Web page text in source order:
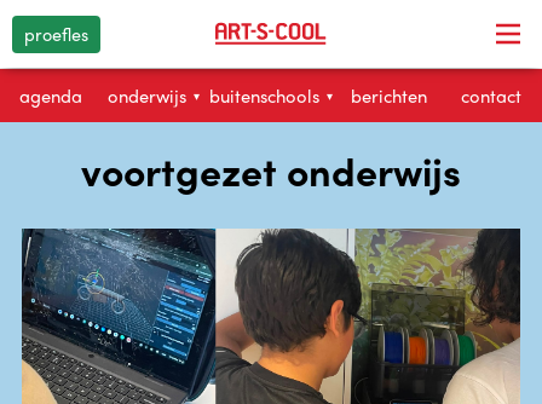
proefles
agenda onderwijs ▾ buitenschools ▾ berichten contact
voortgezet onderwijs